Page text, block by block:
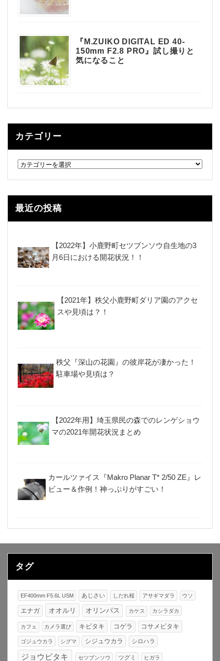
『M.ZUIKO DIGITAL ED 40-
150mm F2.8 PRO』試し撮りと
気になること
カテゴリー
カ
リ
ー
最近の投稿
【2022年】小鹿野町セツブンソウ自生地の3
月6日における開花状況！！
【2021年】秩父小鹿野町ダリア園のアクセ
スや見頃は？！
秩父『深山の花園』の彼岸花が凄かった！
駐車場や見頃は？
【2022年用】埼玉県民の森でのレンゲショウ
マの2021年開花状況まとめ
カールツァイス『Makro Planar T* 2/50 ZE』レ
ビュー＆作例！神っぷりがすごい！
タグ
EF400mm F5.6L USM あじさい しだれ桜 アサギマダラ ウソ
エナガ オオルリ オリンパス カケス カシラダカ
カフェ カメラ選び キビタキ コゲラ コサメビタキ
ゴジュウカラ シグマ シジュウカラ シロハラ
ジョウビタキ セツブンソウ ツグミ ヒガラ